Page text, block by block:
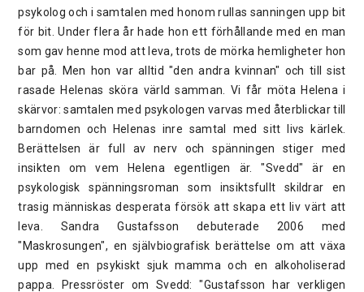
psykolog och i samtalen med honom rullas sanningen upp bit
för bit. Under flera år hade hon ett förhållande med en man
som gav henne mod att leva, trots de mörka hemligheter hon
bar på. Men hon var alltid "den andra kvinnan" och till sist
rasade Helenas sköra värld samman. Vi får möta Helena i
skärvor: samtalen med psykologen varvas med återblickar till
barndomen och Helenas inre samtal med sitt livs kärlek.
Berättelsen är full av nerv och spänningen stiger med
insikten om vem Helena egentligen är. "Svedd" är en
psykologisk spänningsroman som insiktsfullt skildrar en
trasig människas desperata försök att skapa ett liv värt att
leva. Sandra Gustafsson debuterade 2006 med
"Maskrosungen", en självbiografisk berättelse om att växa
upp med en psykiskt sjuk mamma och en alkoholiserad
pappa. Pressröster om Svedd: "Gustafsson har verkligen